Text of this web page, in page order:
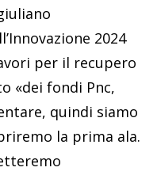
2024
per il recupero
«dei fondi Pnc,
quindi siamo
la prima ala.